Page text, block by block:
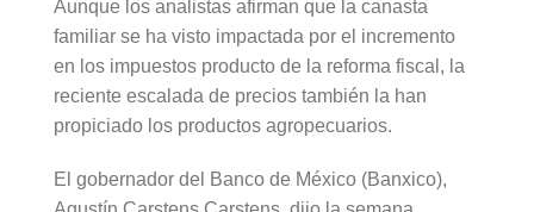
Aunque los analistas afirman que la canasta
familiar se ha visto impactada por el incremento
en los impuestos producto de la reforma fiscal, la
reciente escalada de precios también la han
propiciado los productos agropecuarios.
El gobernador del Banco de México (Banxico),